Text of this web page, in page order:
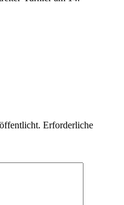
Erforderliche